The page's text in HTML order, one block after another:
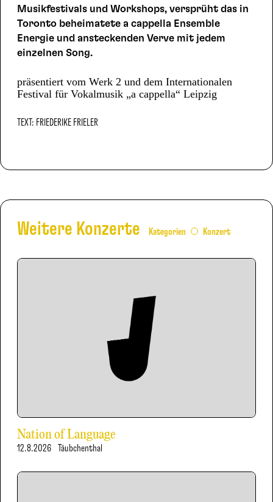
Musikfestivals und Workshops, versprüht das in
Toronto beheimatete a cappella Ensemble
Energie und ansteckenden Verve mit jedem
einzelnen Song.
präsentiert vom Werk 2 und dem Internationalen
Festival für Vokalmusik „a cappella“ Leipzig
TEXT: FRIEDERIKE FRIELER
Weitere Konzerte Kategorien Konzert
Nation of Language
12.8.2026 Täubchenthal